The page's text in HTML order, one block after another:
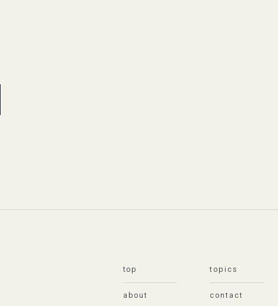
top
about
topics
contact